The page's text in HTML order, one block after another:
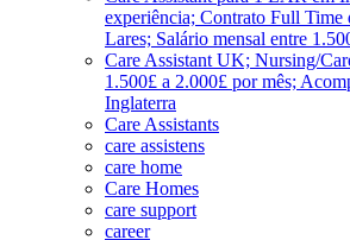
experiência; Contrato Full Time
Lares; Salário mensal entre
Care Assistant UK; Nursing/
1.500£ a 2.000£ por mês;
Inglaterra
Care Assistants
care assistens
care home
Care Homes
care support
career